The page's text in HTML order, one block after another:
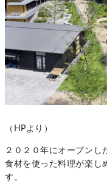
（HPより）
２０２０年にオープンし
食材を使った料理が楽し
す。